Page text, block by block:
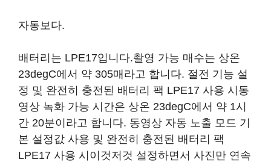
자동보다.
배터리는 LPE17입니다.촬영 가능 매수는 상온
23degC에서 약 305매라고 합니다. 절전 기능 설
정 및 완전히 충전된 배터리 팩 LPE17 사용 시동
영상 녹화 가능 시간은 상온 23degC에서 약 1시
간 20분이라고 합니다. 동영상 자동 노출 모드 기
본 설정값 사용 및 완전히 충전된 배터리 팩
LPE17 사용 시이것저것 설정하면서 사진만 연속